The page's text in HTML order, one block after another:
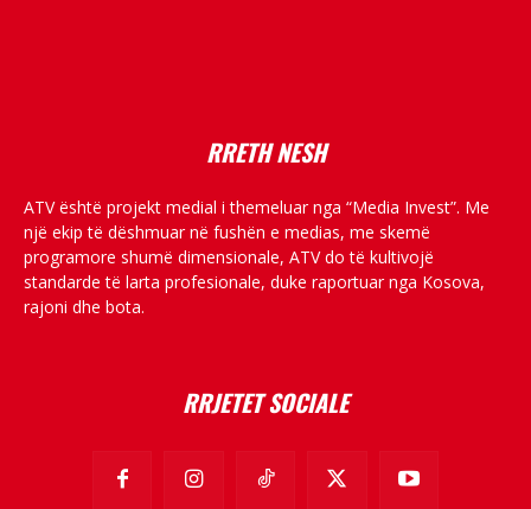
RRETH NESH
ATV është projekt medial i themeluar nga “Media Invest”. Me
një ekip të dëshmuar në fushën e medias, me skemë
programore shumë dimensionale, ATV do të kultivojë
standarde të larta profesionale, duke raportuar nga Kosova,
rajoni dhe bota.
RRJETET SOCIALE